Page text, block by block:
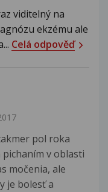
viditelný na
ekzému ale
Celá odpověď
pol roka
v oblasti
močenia, ale
je bolesť a